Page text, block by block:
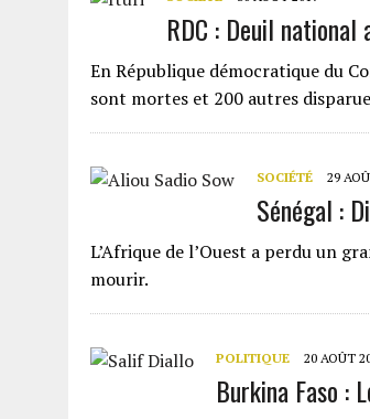
RDC : Deuil
En République démocratique du
sont mortes et 200 autres
SOCIÉTÉ 29
Sénégal :
L’Afrique de l’Ouest a perdu un
mourir.
POLITIQUE 20 AOÛT
Burkina Faso :